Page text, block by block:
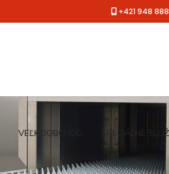
+421 948
VEĽKOOBCHOD ŠPECIÁLNE